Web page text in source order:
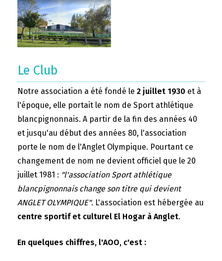
Le Club
Notre association a été fondé le 2 juillet 1930 et à
l'époque, elle portait le nom de Sport athlétique
blancpignonnais. A partir de la fin des années 40
et jusqu'au début des années 80, l'association
porte le nom de l'Anglet Olympique. Pourtant ce
changement de nom ne devient officiel que le 20
juillet 1981 : "l'association Sport athlétique
blancpignonnais change son titre qui devient
ANGLET OLYMPIQUE". L'association est hébergée au
centre sportif et culturel El Hogar à Anglet.
En quelques chiffres, l'AOO, c'est :